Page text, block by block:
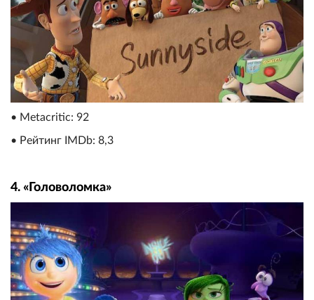
• Metacritic: 92
• Рейтинг IMDb: 8,3
4. «Головоломка»